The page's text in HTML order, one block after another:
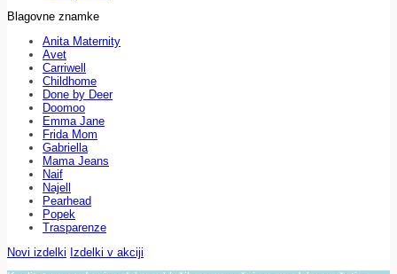
Blagovne znamke
Anita Maternity
Avet
Carriwell
Childhome
Done by Deer
Doomoo
Emma Jane
Frida Mom
Gabriella
Mama Jeans
Naif
Najell
Pearhead
Popek
Trasparenze
Novi izdelki Izdelki v akciji